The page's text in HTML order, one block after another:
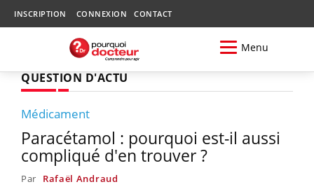
INSCRIPTION CONNEXION CONTACT
Menu
QUESTION D'ACTU
Médicament
Paracétamol : pourquoi est-il aussi
compliqué d'en trouver ?
Par Rafaël Andraud